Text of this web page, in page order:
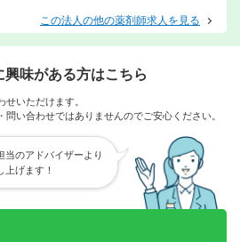
この法人の他の薬剤師求人を見る
興味がある方はこちら
いただけます。
い合わせではありませんのでご安心ください。
当のアドバイザーより
上げます！